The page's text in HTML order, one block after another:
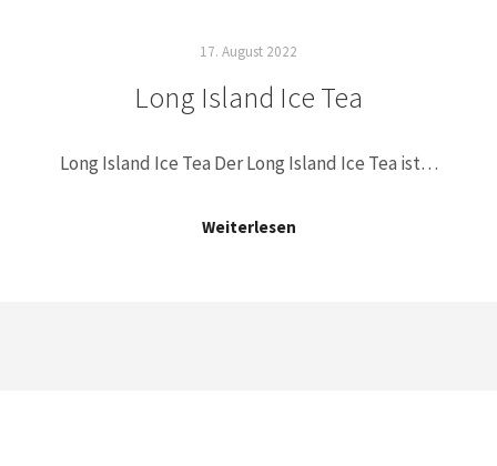
17. August 2022
Long Island Ice Tea
Long Island Ice Tea Der Long Island Ice Tea ist…
Weiterlesen